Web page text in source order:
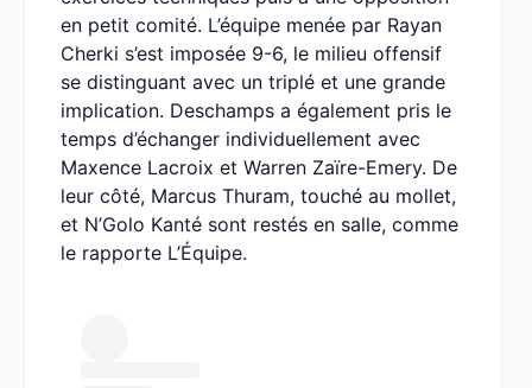
en petit comité. L’équipe menée par Rayan
Cherki s’est imposée 9-6, le milieu offensif
se distinguant avec un triplé et une grande
implication. Deschamps a également pris le
temps d’échanger individuellement avec
Maxence Lacroix et Warren Zaïre-Emery. De
leur côté, Marcus Thuram, touché au mollet,
et N’Golo Kanté sont restés en salle, comme
le rapporte L’Équipe.